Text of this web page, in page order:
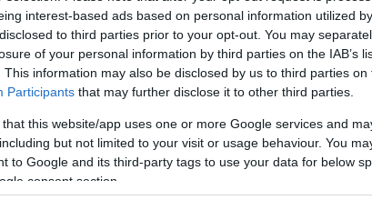
interest-based ads based on personal information utilized
to third parties prior to your opt-out. You may
of your personal information by third parties on the IAB’s
This information may also be disclosed by us to third parties on
Participants that may further disclose it to other third parties.
that this website/app uses one or more Google services and
but not limited to your visit or usage behaviour. You
to Google and its third-party tags to use your data for below
consent section.
Εγγραφείτε στο κανάλι μας στο YouTube